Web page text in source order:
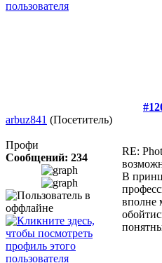
arbuz841 (Посетитель)
Профи
Сообщений: 234
RE:
В
вполне